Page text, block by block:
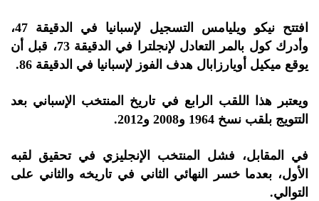
افتتح نيكو ويليامس التسجيل لإسبانيا في الدقيقة 47،
وأدرك كول بالمر التعادل لإنجلترا في الدقيقة 73، قبل أن
يوقع ميكيل أويارزابال هدف الفوز لإسبانيا في الدقيقة 86.
ويعتبر هذا اللقب الرابع في تاريخ المنتخب الإسباني بعد
التتويج بلقب نسخ 1964 و2008 و2012.
في المقابل، فشل المنتخب الإنجليزي في تحقيق لقبه
الأول، بعدما خسر النهائي الثاني في تاريخه والثاني على
التوالي.